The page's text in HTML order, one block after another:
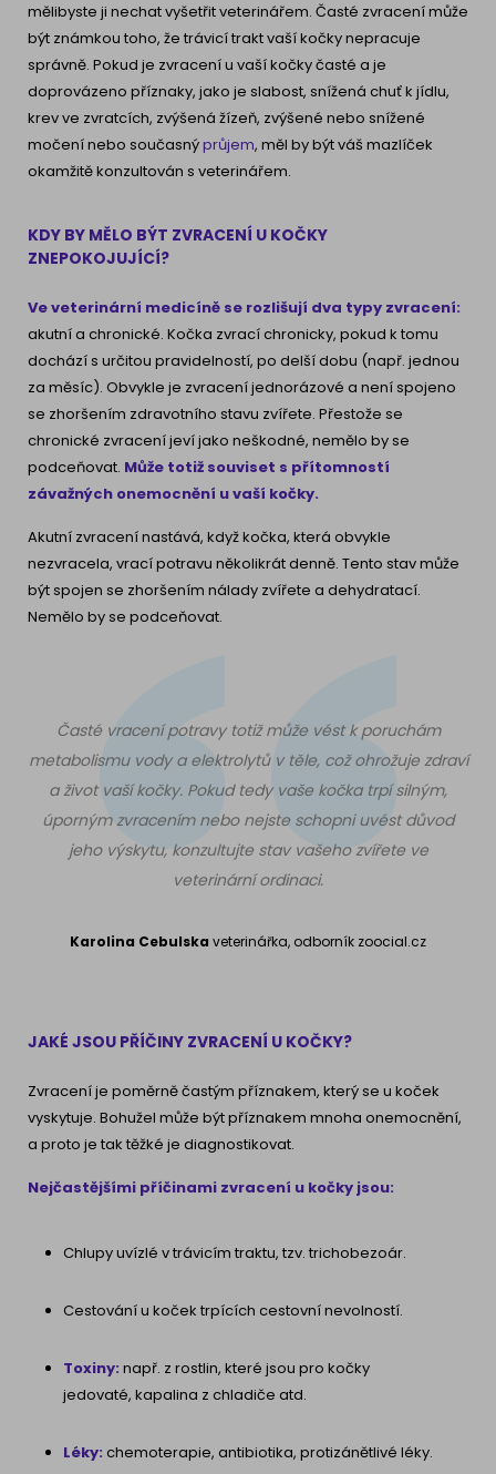
mělibyste ji nechat vyšetřit veterinářem. Časté zvracení může
být známkou toho, že trávicí trakt vaší kočky nepracuje
správně. Pokud je zvracení u vaší kočky časté a je
doprovázeno příznaky, jako je slabost, snížená chuť k jídlu,
krev ve zvratcích, zvýšená žízeň, zvýšené nebo snížené
močení nebo současnýprůjem, měl by být váš mazlíček
okamžitě konzultován s veterinářem.
KDY BY MĚLO BÝT ZVRACENÍ U KOČKY
ZNEPOKOJUJÍCÍ?
Ve veterinární medicíně se rozlišují dva typy zvracení:
akutní a chronické. Kočka zvrací chronicky, pokud k tomu
dochází s určitou pravidelností, po delší dobu (např. jednou
za měsíc). Obvykle je zvracení jednorázové a není spojeno
se zhoršením zdravotního stavu zvířete. Přestože se
chronické zvracení jeví jako neškodné, nemělo by se
podceňovat. Může totiž souviset s přítomností
závažných onemocnění u vaší kočky.
Akutní zvracení nastává, když kočka, která obvykle
nezvracela, vrací potravu několikrát denně. Tento stav může
být spojen se zhoršením nálady zvířete a dehydratací.
Nemělo by se podceňovat.
Časté vracení potravy totiž může vést k poruchám
metabolismu vody a elektrolytů v těle, což ohrožuje zdraví
a život vaší kočky. Pokud tedy vaše kočka trpí silným,
úporným zvracením nebo nejste schopni uvést důvod
jeho výskytu, konzultujte stav vašeho zvířete ve
veterinární ordinaci.
Karolina Cebulska veterinářka, odborník zoocial.cz
JAKÉ JSOU PŘÍČINY ZVRACENÍ U KOČKY?
Zvracení je poměrně častým příznakem, který se u koček
vyskytuje. Bohužel může být příznakem mnoha onemocnění,
a proto je tak těžké je diagnostikovat.
Nejčastějšími příčinami zvracení u kočky jsou:
Chlupy uvízlé v trávicím traktu, tzv. trichobezoár.
Cestování u koček trpících cestovní nevolností.
Toxiny: např. z rostlin, které jsou pro kočky
jedovaté, kapalina z chladiče atd.
Léky: chemoterapie, antibiotika, protizánětlivé léky.